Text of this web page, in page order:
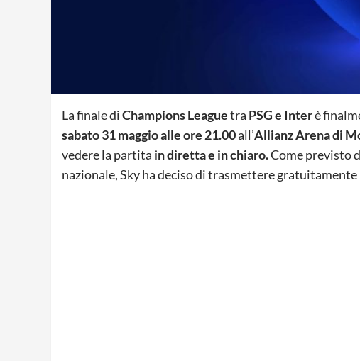
La finale diChampions Leaguetra PSG e Interè
sabato 31 maggio alle ore 21.00all’Allianz Arena di
vedere la partita in diretta e in chiaro.Come previsto
nazionale, Sky ha deciso di trasmettere